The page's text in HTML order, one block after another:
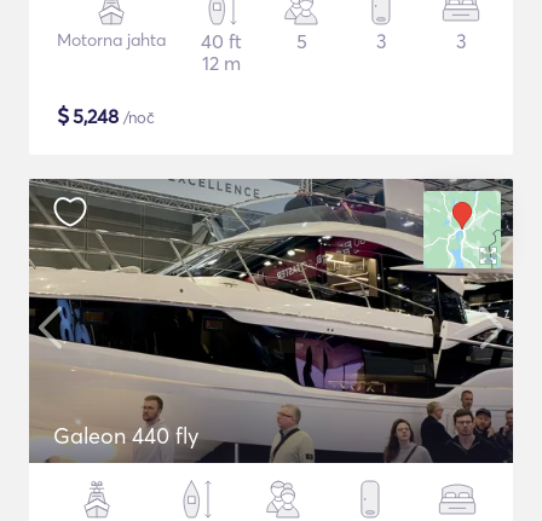
Motorna jahta
40 ft
12 m
5 3 3
$5,248 /noč
Galeon 440 fly